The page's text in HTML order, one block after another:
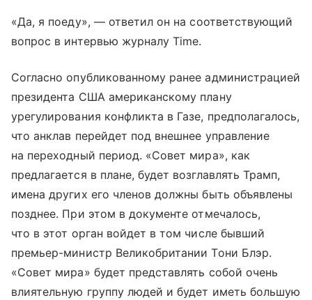
«Да, я поеду», — ответил он на соответствующий
вопрос в интервью журналу Time.
Согласно опубликованному ранее администрацией
президента США американскому плану
урегулирования конфликта в Газе, предполагалось,
что анклав перейдет под внешнее управление
на переходный период. «Совет мира», как
предлагается в плане, будет возглавлять Трамп,
имена других его членов должны быть объявлены
позднее. При этом в документе отмечалось,
что в этот орган войдет в том числе бывший
премьер-министр Великобритании Тони Блэр.
«Совет мира» будет представлять собой очень
влиятельную группу людей и будет иметь большую